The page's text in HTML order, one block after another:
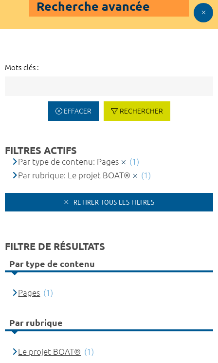
Recherche avancée
Mots-clés :
EFFACER RECHERCHER
FILTRES ACTIFS
Par type de contenu: Pages
(1)
Par rubrique: Le projet BOAT®
(1)
RETIRER TOUS LES FILTRES
FILTRE DE RÉSULTATS
Par type de contenu
Pages (1)
Par rubrique
Le projet BOAT® (1)